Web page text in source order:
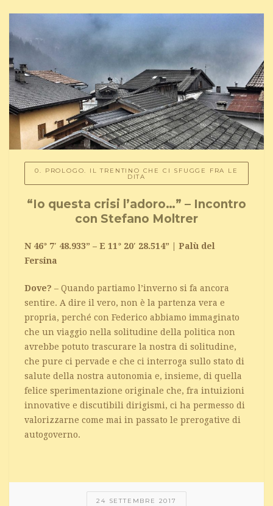
0. PROLOGO. IL TRENTINO CHE CI SFUGGE FRA LE
DITA
“Io questa crisi l’adoro…” – Incontro
con Stefano Moltrer
N 46° 7′ 48.933” – E 11° 20′ 28.514” | Palù del
Fersina
Dove? – Quando partiamo l’inverno si fa ancora
sentire. A dire il vero, non è la partenza vera e
propria, perché con Federico abbiamo immaginato
che un viaggio nella solitudine della politica non
avrebbe potuto trascurare la nostra di solitudine,
che pure ci pervade e che ci interroga sullo stato di
salute della nostra autonomia e, insieme, di quella
felice sperimentazione originale che, fra intuizioni
innovative e discutibili dirigismi, ci ha permesso di
valorizzarne come mai in passato le prerogative di
autogoverno.
24 SETTEMBRE 2017